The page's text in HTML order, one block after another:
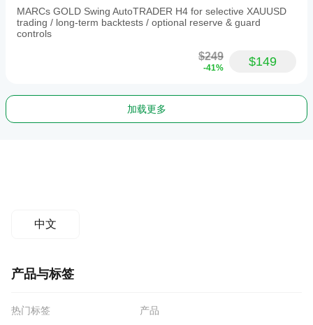
MARCs GOLD Swing AutoTRADER H4 for selective XAUUSD
trading / long-term backtests / optional reserve & guard
controls
$249
-41% $149
加载更多
中文
产品与标签
热门标签
产品